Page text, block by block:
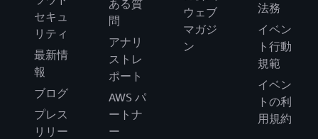
セキュ
リティ
最新情
報
ブログ
プレス
リリー
ある質
問
アナリ
ストレ
ポート
AWS パ
ートナ
ー
ウェブ
マガジ
ン
法務
イベン
ト行動
規範
イベン
トの利
用規約